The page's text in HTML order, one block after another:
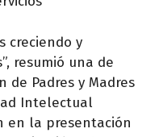
creciendo y
resumió una de
de Padres y Madres
Intelectual
en la presentación